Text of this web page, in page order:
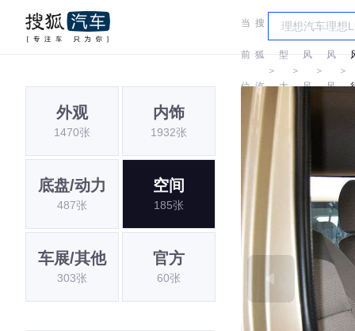
当
前
位
搜
狐
汽
车
＞
车
型
大
＞
东
风
风
＞
东
风
风
＞
外观
1470张
内饰
1932张
底盘/动力
487张
空间
185张
车展/其他
303张
官方
60张